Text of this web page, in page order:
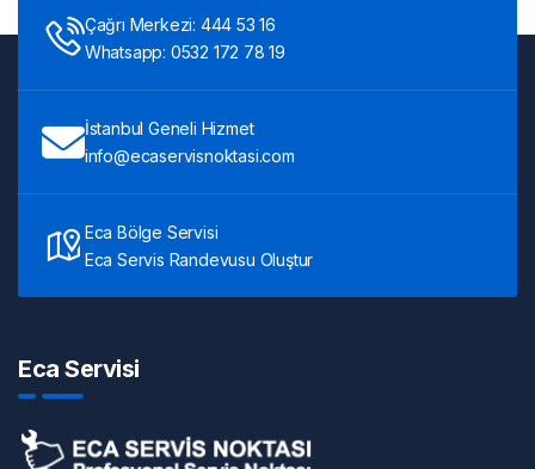
Çağrı Merkezi: 444 53 16
Whatsapp: 0532 172 78 19
İstanbul Geneli Hizmet
info@ecaservisnoktasi.com
Eca Bölge Servisi
Eca Servis Randevusu Oluştur
Eca Servisi